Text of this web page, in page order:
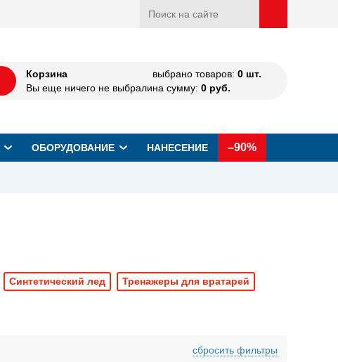
Корзина
Вы еще ничего не выбрали
выбрано товаров: 0 шт.
на сумму: 0 руб.
ОБОРУДОВАНИЕ НАНЕСЕНИЕ –90%
Синтетический лед Тренажеры для вратарей
сбросить фильтры